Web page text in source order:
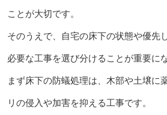
ことが大切です。
そのうえで、自宅の床下の状態や優先
必要な工事を選び分けることが重要に
まず床下の防蟻処理は、木部や土壌に
リの侵入や加害を抑える工事です。